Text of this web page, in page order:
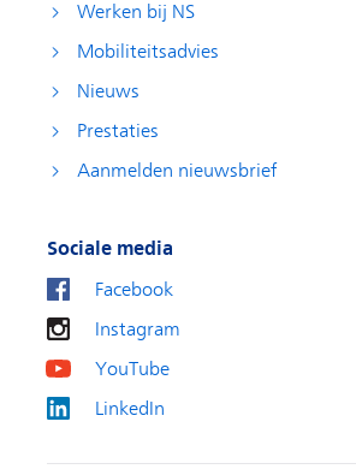
Werken bij NS
Mobiliteitsadvies
Nieuws
Prestaties
Aanmelden nieuwsbrief
Sociale media
Facebook
Instagram
YouTube
LinkedIn